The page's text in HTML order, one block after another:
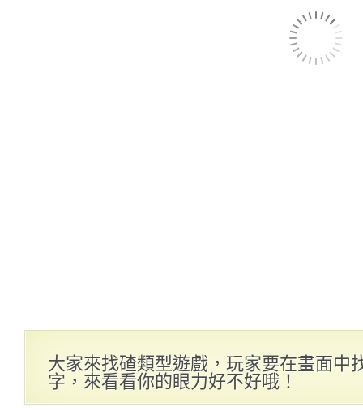
大家來找碴類型遊戲，玩家要在畫面中
字，來看看你的眼力好不好哦！